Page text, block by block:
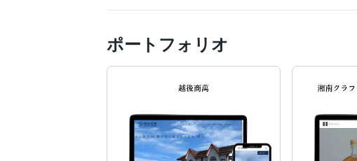
ポートフォリオ